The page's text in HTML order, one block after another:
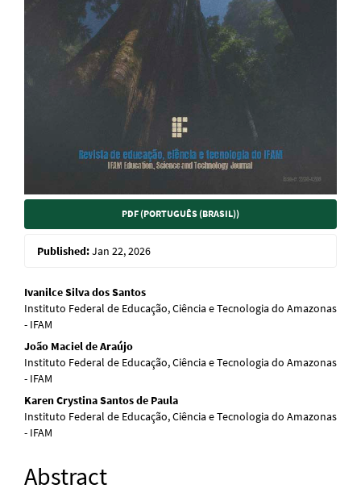
PDF (PORTUGUÊS (BRASIL))
Published:Jan 22, 2026
Main
Article
Content
Ivanilce Silva dos Santos
Instituto Federal de Educação, Ciência e Tecnologia do Amazonas
- IFAM
João Maciel de Araújo
Instituto Federal de Educação, Ciência e Tecnologia do Amazonas
- IFAM
Karen Crystina Santos de Paula
Instituto Federal de Educação, Ciência e Tecnologia do Amazonas
- IFAM
Abstract